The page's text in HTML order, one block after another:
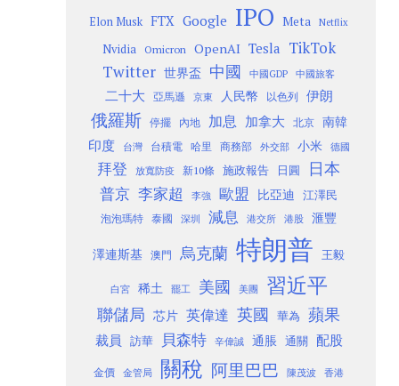
Elon Musk FTX Google IPO Meta Netflix
Nvidia Omicron OpenAI Tesla TikTok
Twitter 世界盃 中國 中國GDP 中國旅客
二十大 亞馬遜 京東 人民幣 以色列 伊朗
俄羅斯 停擺 內地 加息 加拿大 北京
南韓
印度
台灣 台積電 哈里 商務部 外交部 小米 德國
拜登 放寬防疫 新10條 施政報告 日圓 日本
普京 李家超 李強 歐盟 比亞迪 江澤民
泡泡瑪特 泰國 深圳 減息 港交所 港股 滙豐
澤連斯基 澳門 烏克蘭 特朗普 王毅
白宮 稀土 罷工 美國 美團 習近平
聯儲局 芯片 英偉達 英國 華為 蘋果
裁員 訪華 貝森特 辛偉誠 通脹 通關 配股
金價 金管局 關稅 阿里巴巴 陳茂波 香港